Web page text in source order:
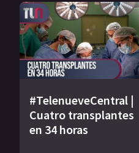
#TelenueveCentral |
Cuatro transplantes
en 34 horas